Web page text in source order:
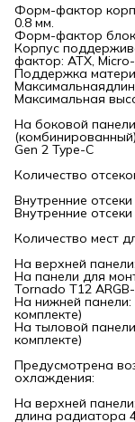
Форм-фактор
0.8 мм.
Форм-фактор
Корпус
фактор: ATX,
Поддержка
Максимальная
На боковой
Gen 2 Type-C
Количество
Внутренние
Внутренние
Количество мест
На верхней
На панели для
Tornado T12
На нижней панели:
комплекте)
На тыловой
комплекте)
Предусмотрена
охлаждения:
На верхней
длина радиатора